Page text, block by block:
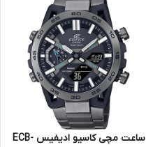
ساعت مچی کاسیو ادیفیس ECB-